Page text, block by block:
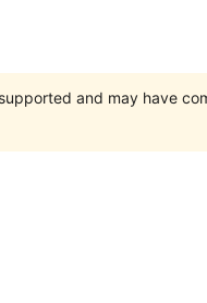
and may have